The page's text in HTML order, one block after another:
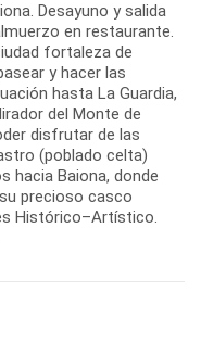
Desayuno y salida
en restaurante.
fortaleza de
y hacer las
hasta La Guardia,
del Monte de
disfrutar de las
(poblado celta)
hacia Baiona, donde
precioso casco
Histórico–Artístico.